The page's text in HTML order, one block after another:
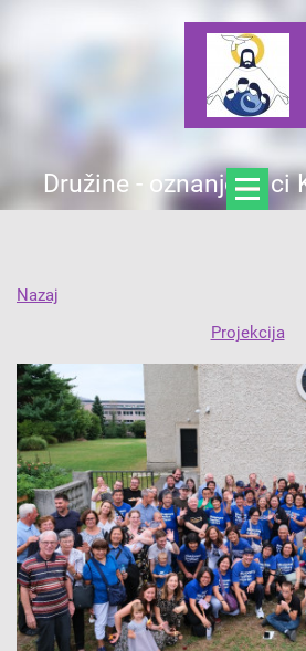
Družine - oznanjevalci
Nazaj
Projekcija